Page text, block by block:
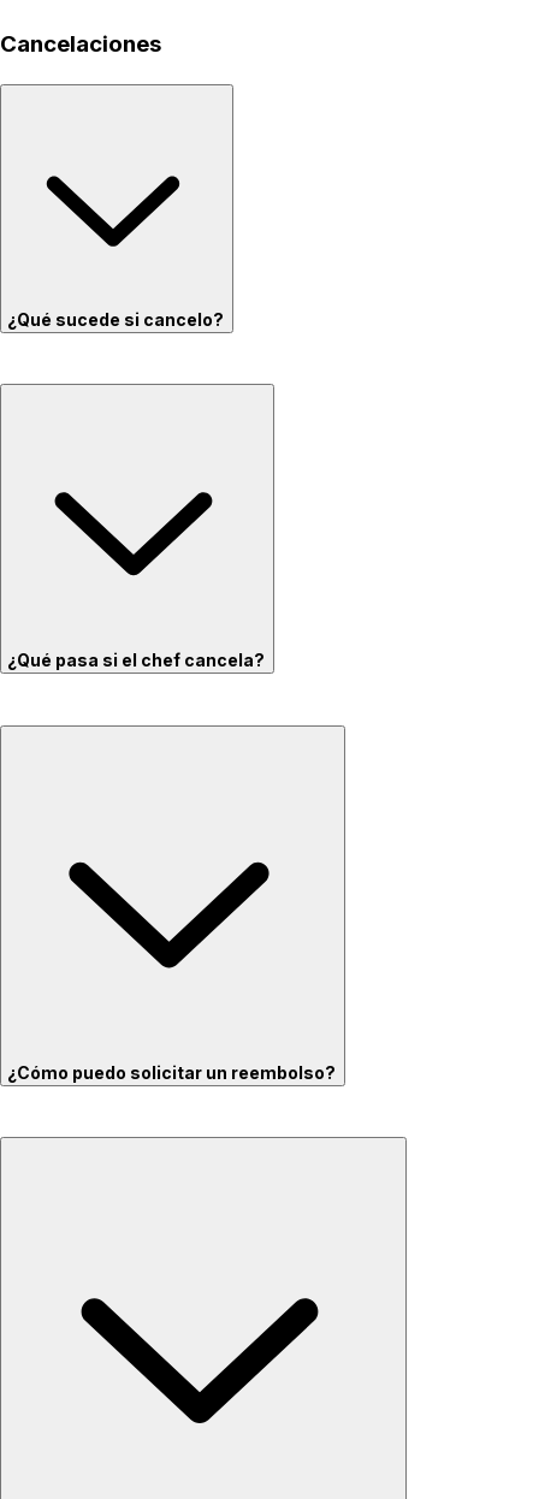
Cancelaciones
¿Qué sucede si cancelo?
¿Qué pasa si el chef cancela?
¿Cómo puedo solicitar un reembolso?